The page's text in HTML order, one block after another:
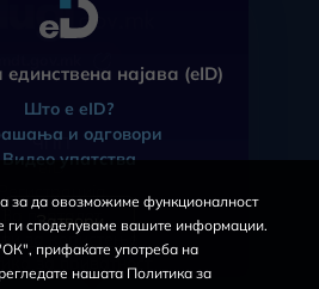
ЧПП
eID
За порталот
за користење
за приватност
единствена најава (eID)
Што е eID?
и одговори
Видео упатства
Затвори
за да овозможиме функционалност
ги споделуваме вашите информации.
прифаќате употреба на
нашата Политика за